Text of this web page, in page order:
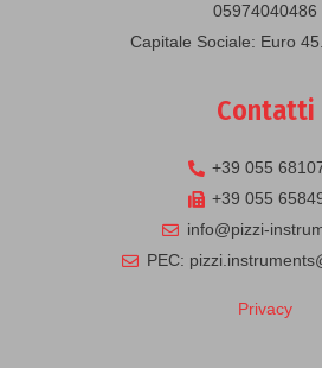
05974040486
Capitale Sociale: Euro
Contatti
+39 055
+39 055
info@pizzi-
PEC:
Privacy